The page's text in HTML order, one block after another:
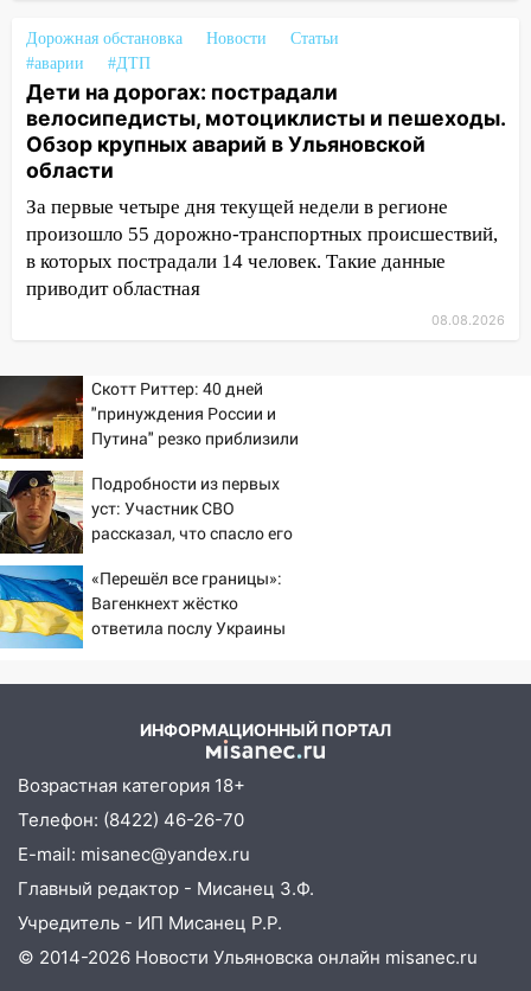
08:30 Поджог со свечой, 16 сгоревших
домов и выстрел за водку
07:50 Какая погоды будет днем 8
августа
06:45 Императорский мост в
Ульяновске останется закрытым до
утра 10 августа
05:18 Судьба готовит сюрприз: гороскоп
на 8 августа — кому повезет с
деньгами, а кого ждет неожиданная
04:47
В Ульяновской области объявили
ракетную опасность: звучат сирены
20:40
Ульяновские аграрии смогут
купить тракторы с отсрочкой платежа
до декабря
19:34
В следственном управлении
состоялось торжественное
мероприятие, приуроченное к
Ульяновцев приглашают
на фестивале «ФормАРТ»
18:11
Ульяновская область стала
пилотным регионом проекта
«Культурное долголетие»
17:23
Прогноз погоды в Ульяновской
области на 8 августа
Дорожная обстановка Новости
Статьи
#аварии
#ДТП
Дети на дорогах: пострадали
велосипедисты, мотоциклисты и пешеходы.
Обзор крупных аварий в Ульяновской
области
За первые четыре дня текущей недели в регионе
произошло 55 дорожно-транспортных происшествий,
в которых пострадали 14 человек. Такие данные
приводит областная
08.08.2026
Скотт Риттер: 40 дней
"принуждения России и
Путина" резко приблизили
Подробности из первых
уст: Участник СВО
рассказал, что спасло его
«Перешёл все границы»:
Вагенкнехт жёстко
ответила послу Украины
ИНФОРМАЦИОННЫЙ ПОРТАЛ
Возрастная категория 18+
Телефон: (8422) 46-26-70
E-mail: misanec@yandex.ru
Главный редактор - Мисанец З.Ф.
Учредитель - ИП Мисанец Р.Р.
© 2014-2026 Новости Ульяновска онлайн misanec.ru